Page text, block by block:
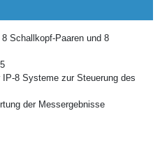
Schallkopf-Paaren und 8
8 Systeme zur Steuerung des
der Messergebnisse